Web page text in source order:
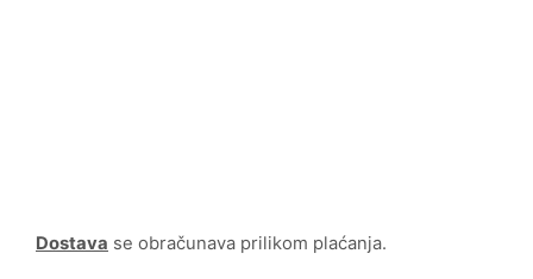
Dostava se obračunava prilikom plaćanja.